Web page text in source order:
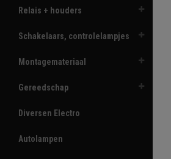
Relais + houders
Schakelaars, controlelampjes
Montagemateriaal
Gereedschap
Diversen Electro
Autolampen